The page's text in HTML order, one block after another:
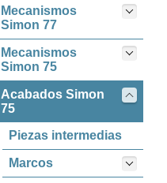
Mecanismos
Simon 77
Mecanismos
Simon 75
Acabados Simon
75
Piezas intermedias
Marcos